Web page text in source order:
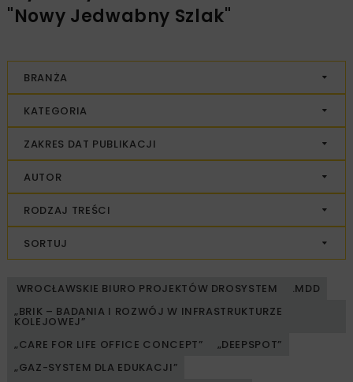
"Nowy Jedwabny Szlak"
BRANŻA
KATEGORIA
ZAKRES DAT PUBLIKACJI
AUTOR
RODZAJ TREŚCI
SORTUJ
WROCŁAWSKIE BIURO PROJEKTÓW DROSYSTEM
.MDD
„BRIK – BADANIA I ROZWÓJ W INFRASTRUKTURZE
KOLEJOWEJ”
„CARE FOR LIFE OFFICE CONCEPT”
„DEEPSPOT”
„GAZ-SYSTEM DLA EDUKACJI”